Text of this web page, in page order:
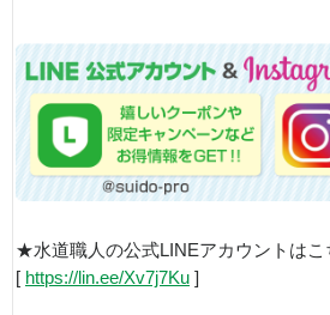
★水道職人の公式LINEアカウントはこ
[ https://lin.ee/Xv7j7Ku ]